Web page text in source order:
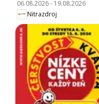
06.08.2026- 19.08.2026
Nitrazdroj